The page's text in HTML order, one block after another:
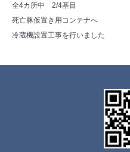
全4カ所中 2/4基目
死亡豚仮置き用コンテナへ
冷蔵機設置工事を行いました